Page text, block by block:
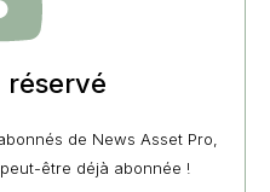
réservé
de News Asset Pro,
être déjà abonnée !